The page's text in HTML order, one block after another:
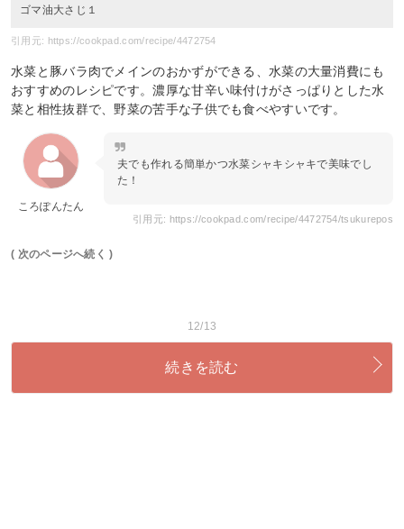
ゴマ油大さじ１
引用元: https://cookpad.com/recipe/4472754
水菜と豚バラ肉でメインのおかずができる、水菜の大量消費にも
おすすめのレシピです。濃厚な甘辛い味付けがさっぱりとした水
菜と相性抜群で、野菜の苦手な子供でも食べやすいです。
ころぽんたん
夫でも作れる簡単かつ水菜シャキシャキで美味でし
た！
引用元: https://cookpad.com/recipe/4472754/tsukurepos
( 次のページへ続く )
12/13
続きを読む